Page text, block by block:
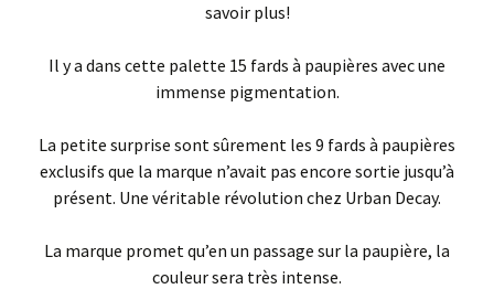
savoir plus!
Il y a dans cette palette 15 fards à paupières avec une
immense pigmentation.
La petite surprise sont sûrement les 9 fards à paupières
exclusifs que la marque n’avait pas encore sortie jusqu’à
présent. Une véritable révolution chez Urban Decay.
La marque promet qu’en un passage sur la paupière, la
couleur sera très intense.